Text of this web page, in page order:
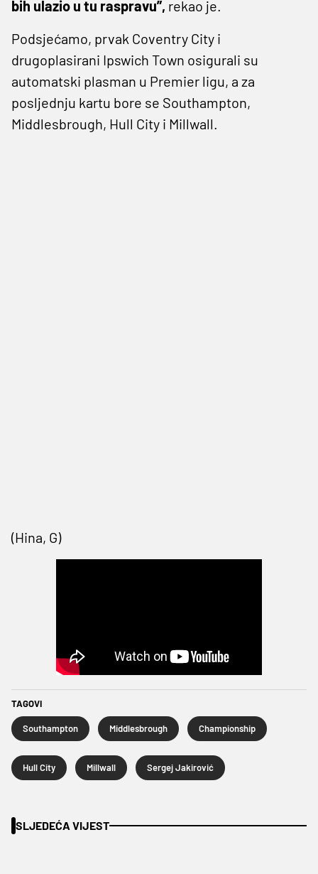
bih ulazio u tu raspravu”, rekao je.
Podsjećamo, prvak Coventry City i
drugoplasirani Ipswich Town osigurali su
automatski plasman u Premier ligu, a za
posljednju kartu bore se Southampton,
Middlesbrough, Hull City i Millwall.
(Hina, G)
TAGOVI
Southampton Middlesbrough Championship
Hull City Millwall Sergej Jakirović
SLJEDEĆA VIJEST